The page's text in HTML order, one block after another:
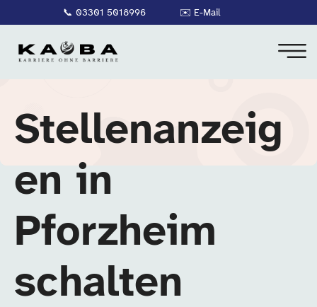
📞 03301 5018996 ✉️ E-Mail
Stellenanzeig
en in
Pforzheim
schalten